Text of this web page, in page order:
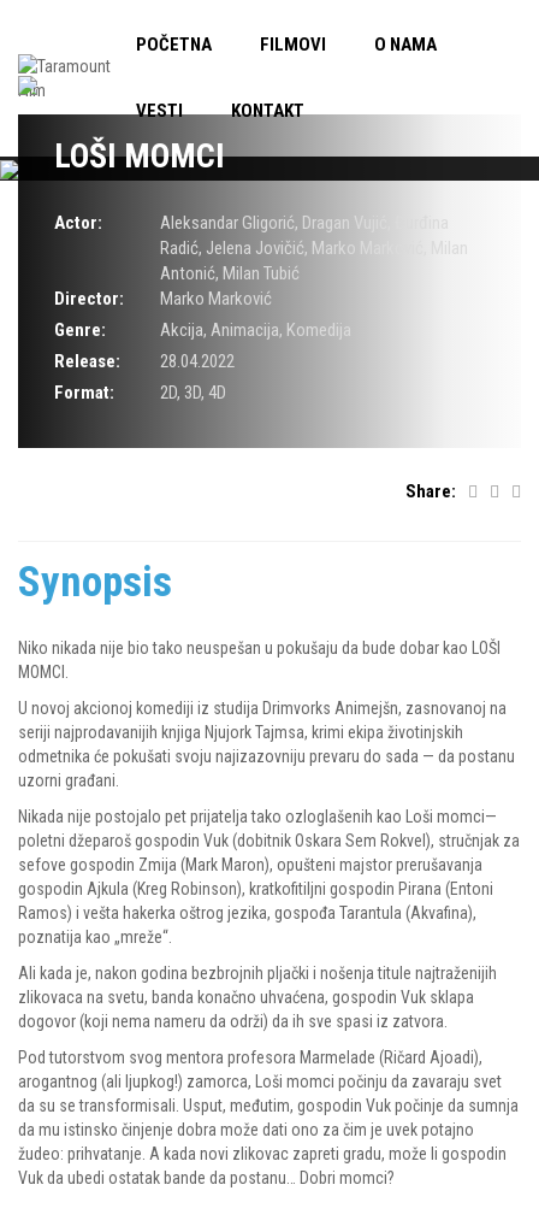
POČETNA FILMOVI O NAMA
VESTI KONTAKT
LOŠI MOMCI
Actor: Aleksandar Gligorić, Dragan Vujić
Radić, Jelena Jovičić, Marko Marković
Milan
Antonić, Milan Tubić
Director:
Marko Marković
Genre:
Akcija, Animacija, Komedija
Release:
28.04.2022
Format:
2D, 3D, 4D
Share:
Synopsis
Niko nikada nije bio tako neuspešan u pokušaju da bude dobar kao LOŠI
MOMCI.
U novoj akcionoj komediji iz studija Drimvorks Animejšn, zasnovanoj na
seriji najprodavanijih knjiga Njujork Tajmsa, krimi ekipa životinjskih
odmetnika će pokušati svoju najizazovniju prevaru do sada — da postanu
uzorni građani.
Nikada nije postojalo pet prijatelja tako ozloglašenih kao Loši momci—
poletni džeparoš gospodin Vuk (dobitnik Oskara Sem Rokvel), stručnjak za
sefove gospodin Zmija (Mark Maron), opušteni majstor prerušavanja
gospodin Ajkula (Kreg Robinson), kratkofitiljni gospodin Pirana (Entoni
Ramos) i vešta hakerka oštrog jezika, gospođa Tarantula (Akvafina),
poznatija kao „mreže“.
Ali kada je, nakon godina bezbrojnih pljački i nošenja titule najtraženijih
zlikovaca na svetu, banda konačno uhvaćena, gospodin Vuk sklapa
dogovor (koji nema nameru da održi) da ih sve spasi iz zatvora.
Pod tutorstvom svog mentora profesora Marmelade (Ričard Ajoadi),
arogantnog (ali ljupkog!) zamorca, Loši momci počinju da zavaraju svet
da su se transformisali. Usput, međutim, gospodin Vuk počinje da sumnja
da mu istinsko činjenje dobra može dati ono za čim je uvek potajno
žudeo: prihvatanje. A kada novi zlikovac zapreti gradu, može li gospodin
Vuk da ubedi ostatak bande da postanu… Dobri momci?